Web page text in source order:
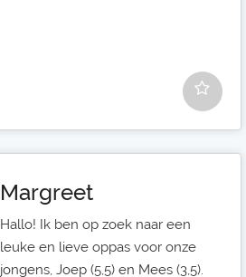
Margreet
Hallo! Ik ben op zoek naar een
leuke en lieve oppas voor onze
jongens, Joep (5,5) en Mees (3,5).